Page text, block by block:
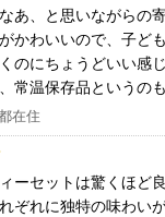
あ、と思いながらの
かわいいので、子ど
のにちょうどいい感
常温保存品というのも
在住
ーセットは驚くほど
ぞれに独特の味わい